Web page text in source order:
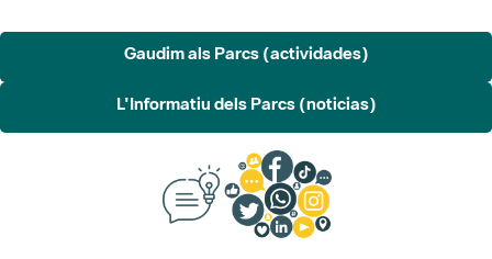
Gaudim als Parcs (actividades)
L'Informatiu dels Parcs (noticias)